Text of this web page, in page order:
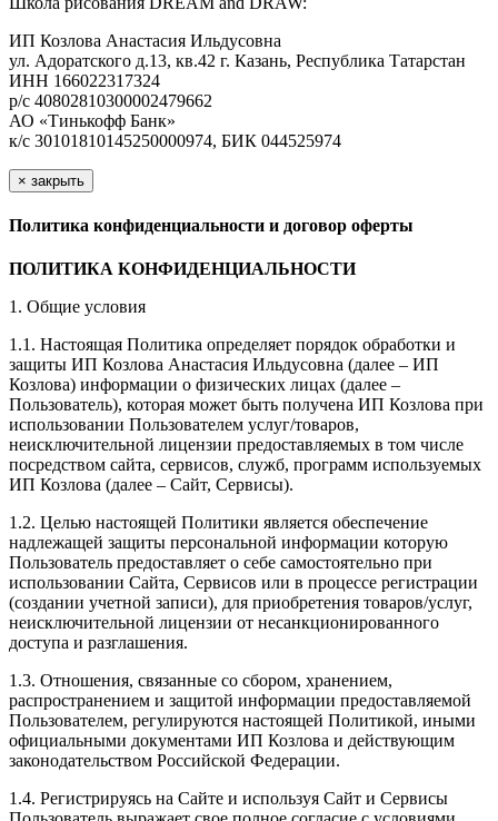
ИП Козлова Анастасия Ильдусовна
ул. Адоратского д.13, кв.42 г. Казань, Республика Татарстан
ИНН 166022317324
р/с 40802810300002479662
АО «Тинькофф Банк»
к/с 30101810145250000974, БИК 044525974
× закрыть
Политика конфиденциальности и договор оферты
ПОЛИТИКА КОНФИДЕНЦИАЛЬНОСТИ
1. Общие условия
1.1. Настоящая Политика определяет порядок обработки и
защиты ИП Козлова Анастасия Ильдусовна (далее – ИП
Козлова) информации о физических лицах (далее –
Пользователь), которая может быть получена ИП Козлова при
использовании Пользователем услуг/товаров,
неисключительной лицензии предоставляемых в том числе
посредством сайта, сервисов, служб, программ используемых
ИП Козлова (далее – Сайт, Сервисы).
1.2. Целью настоящей Политики является обеспечение
надлежащей защиты персональной информации которую
Пользователь предоставляет о себе самостоятельно при
использовании Сайта, Сервисов или в процессе регистрации
(создании учетной записи), для приобретения товаров/услуг,
неисключительной лицензии от несанкционированного
доступа и разглашения.
1.3. Отношения, связанные со сбором, хранением,
распространением и защитой информации предоставляемой
Пользователем, регулируются настоящей Политикой, иными
официальными документами ИП Козловa и действующим
законодательством Российской Федерации.
1.4. Регистрируясь на Сайте и используя Сайт и Сервисы